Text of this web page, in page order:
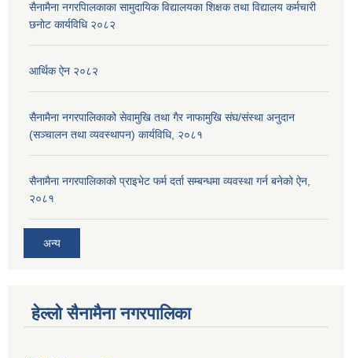
सैनामैना नगरपािलकाका सामुदायिक विद्यालयका शिक्षक तथा विद्यालय कर्मचारी
छनाेट कार्यविधि २०८२
आर्थिक ऐन २०८२
सैनामैना नगरपालिकाको सेवामुखि तथा गैर नाफामुखि संघ/संस्था अनुदान
(सञ्चालन तथा व्यवस्थापन) कार्यविधि, २०८१
सैनामैना नगरपालिकाको प्राइभेट फर्म दर्ता सम्बन्धमा व्यवस्था गर्न बनेको ऐन,
२०८१
अन्य
हेल्लो सैनामैना नगरपालिका